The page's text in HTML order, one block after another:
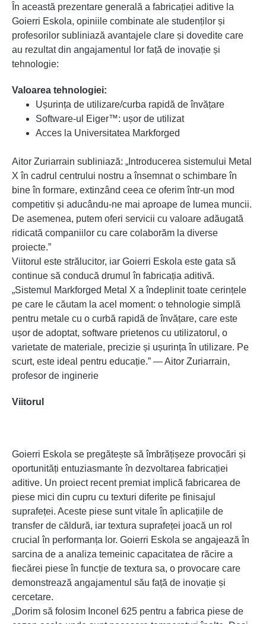
În această prezentare generală a fabricației aditive la
Goierri Eskola, opiniile combinate ale studenților și
profesorilor subliniază avantajele clare și dovedite care
au rezultat din angajamentul lor față de inovație și
tehnologie:
Valoarea tehnologiei:
Ușurința de utilizare/curba rapidă de învățare
Software-ul Eiger™: ușor de utilizat
Acces la Universitatea Markforged
Aitor Zuriarrain subliniază: „Introducerea sistemului Metal
X în cadrul centrului nostru a însemnat o schimbare în
bine în formare, extinzând ceea ce oferim într-un mod
competitiv și aducându-ne mai aproape de lumea muncii.
De asemenea, putem oferi servicii cu valoare adăugată
ridicată companiilor cu care colaborăm la diverse
proiecte.”
Viitorul este strălucitor, iar Goierri Eskola este gata să
continue să conducă drumul în fabricația aditivă.
„Sistemul Markforged Metal X a îndeplinit toate cerințele
pe care le căutam la acel moment: o tehnologie simplă
pentru metale cu o curbă rapidă de învățare, care este
ușor de adoptat, software prietenos cu utilizatorul, o
varietate de materiale, precizie și ușurința în utilizare. Pe
scurt, este ideal pentru educație.” — Aitor Zuriarrain,
profesor de inginerie
Viitorul
Goierri Eskola se pregătește să îmbrățișeze provocări și
oportunități entuziasmante în dezvoltarea fabricației
aditive. Un proiect recent premiat implică fabricarea de
piese mici din cupru cu texturi diferite pe finisajul
suprafeței. Aceste piese sunt vitale în aplicațiile de
transfer de căldură, iar textura suprafeței joacă un rol
crucial în performanța lor. Goierri Eskola se angajează în
sarcina de a analiza temeinic capacitatea de răcire a
fiecărei piese în funcție de textura sa, o provocare care
demonstrează angajamentul său față de inovație și
cercetare.
„Dorim să folosim Inconel 625 pentru a fabrica piese de